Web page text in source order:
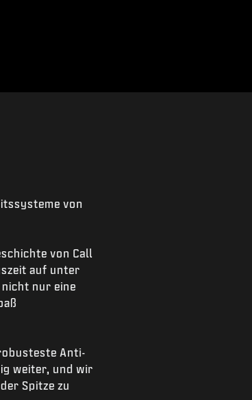
von
von Call
auf unter
nur eine
Anti-
weiter, und wir
Spitze zu